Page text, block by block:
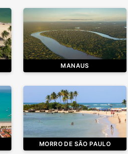
MANAUS
MORRO DE SÃO PAULO